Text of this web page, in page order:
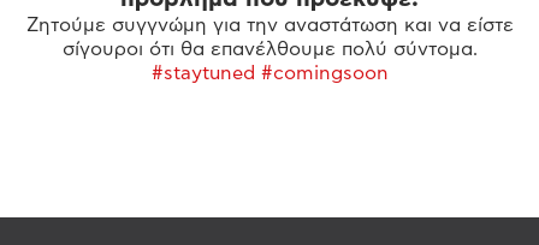
Ζητούμε συγγνώμη για την αναστάτωση και να είστε
σίγουροι ότι θα επανέλθουμε πολύ σύντομα.
#staytuned #comingsoon